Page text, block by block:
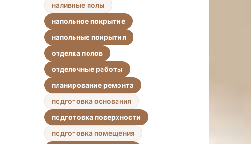
наливные полы
напольное покрытие
напольные покрытия
отделка полов
отделочные работы
планирование ремонта
подготовка основания
подготовка поверхности
подготовка помещения